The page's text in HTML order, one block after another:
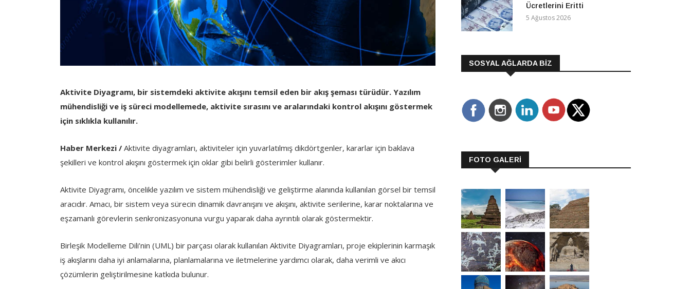
Aktivite Diyagramı, bir sistemdeki aktivite akışını temsil eden bir akış şeması türüdür. Yazılım
mühendisliği ve iş süreci modellemede, aktivite sırasını ve aralarındaki kontrol akışını göstermek
için sıklıkla kullanılır.
Haber Merkezi / Aktivite diyagramları, aktiviteler için yuvarlatılmış dikdörtgenler, kararlar için baklava
şekilleri ve kontrol akışını göstermek için oklar gibi belirli gösterimler kullanır.
Aktivite Diyagramı, öncelikle yazılım ve sistem mühendisliği ve geliştirme alanında kullanılan görsel bir temsil
aracıdır. Amacı, bir sistem veya sürecin dinamik davranışını ve akışını, aktivite serilerine, karar noktalarına ve
eşzamanlı görevlerin senkronizasyonuna vurgu yaparak daha ayrıntılı olarak göstermektir.
Birleşik Modelleme Dili’nin (UML) bir parçası olarak kullanılan Aktivite Diyagramları, proje ekiplerinin karmaşık
iş akışlarını daha iyi anlamalarına, planlamalarına ve iletmelerine yardımcı olarak, daha verimli ve akıcı
çözümlerin geliştirilmesine katkıda bulunur.
Ücretlerini Eritti
5 Ağustos 2026
SOSYAL AĞLARDA BİZ
FOTO GALERİ